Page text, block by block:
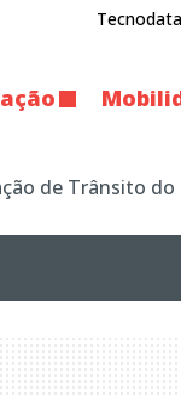
de Trânsito do